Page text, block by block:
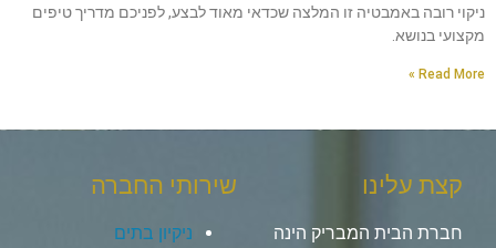
ניקוי רובה באמבטיה זו המלצה שכדאי מאוד לבצע, לפניכם מדריך טיפים
מקצועי בנושא.
Read More »
קצת עלינו
חברת הבית המבריק הינה
שירותי החברה
ניקיון בתים